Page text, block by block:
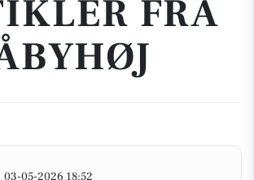
FRA
03-05-2026 18:52